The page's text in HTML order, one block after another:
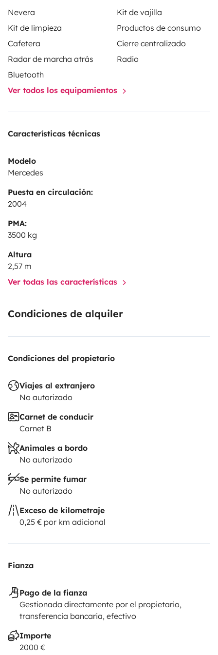
✔️ Außendusche & Markise für maximalen Komfort
✔️ Gepflegt, zuverlässig & angenehm zu fahren
Nevera
Kit de vajilla
Kit de limpieza
Productos de consumo
Cafetera
Cierre centralizado
Radar de marcha atrás
Radio
Bluetooth
Ver todos los equipamientos
Características técnicas
Modelo
Mercedes
Puesta en circulación:
2004
PMA:
3500 kg
Altura
2,57 m
Ver todas las características
Condiciones de alquiler
Condiciones del propietario
Viajes al extranjero
No autorizado
Carnet de conducir
Carnet B
Animales a bordo
No autorizado
Se permite fumar
No autorizado
Exceso de kilometraje
0,25 € por km adicional
Fianza
Pago de la fianza
Gestionada directamente por el propietario,
transferencia bancaria, efectivo
Importe
2000 €